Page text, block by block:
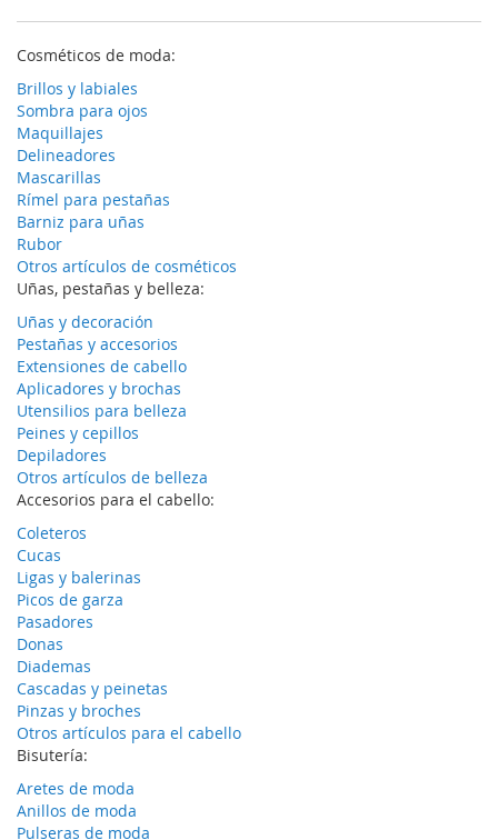
Cosméticos de moda:
Brillos y labiales
Sombra para ojos
Maquillajes
Delineadores
Mascarillas
Rímel para pestañas
Barniz para uñas
Rubor
Otros artículos de cosméticos
Uñas, pestañas y belleza:
Uñas y decoración
Pestañas y accesorios
Extensiones de cabello
Aplicadores y brochas
Utensilios para belleza
Peines y cepillos
Depiladores
Otros artículos de belleza
Accesorios para el cabello:
Coleteros
Cucas
Ligas y balerinas
Picos de garza
Pasadores
Donas
Diademas
Cascadas y peinetas
Pinzas y broches
Otros artículos para el cabello
Bisutería:
Aretes de moda
Anillos de moda
Pulseras de moda